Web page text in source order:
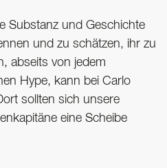
Substanz und Geschichte
und zu schätzen, ihr zu
abseits von jedem
Hype, kann bei Carlo
sollten sich unsere
eine Scheibe